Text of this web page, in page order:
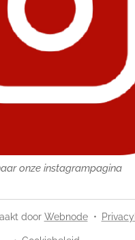
onze instagrampagina
door Webnode